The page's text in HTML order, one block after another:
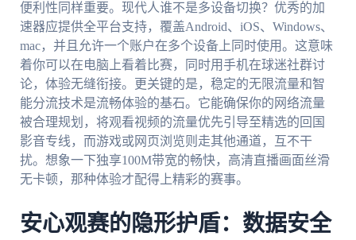
便利性同样重要。现代人谁不是多设备切换？优秀的加
速器应提供全平台支持，覆盖Android、iOS、Windows、
mac，并且允许一个账户在多个设备上同时使用。这意味
着你可以在电脑上看着比赛，同时用手机在球迷社群讨
论，体验无缝衔接。更关键的是，稳定的无限流量和智
能分流技术是流畅体验的基石。它能确保你的网络流量
被合理规划，将观看视频的流量优先引导至精选的回国
影音专线，而游戏或网页浏览则走其他通道，互不干
扰。想象一下独享100M带宽的畅快，高清直播画面丝滑
无卡顿，那种体验才配得上精彩的赛事。
安心观赛的隐形护盾：数据安全